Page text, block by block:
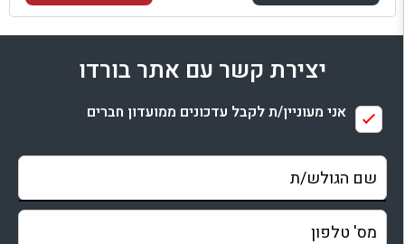
למתחם זה
בדיקת זמינות ומחירים
יצירת קשר עם אתר בורדו
אני מעוניין/ת לקבל עדכונים ממועדון חברים